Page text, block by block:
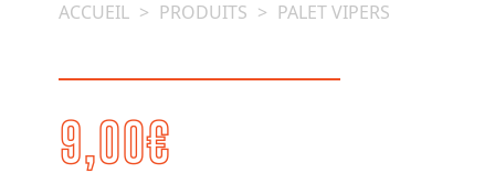
ACCUEIL > PRODUITS > PALET VIPERS
9,00€